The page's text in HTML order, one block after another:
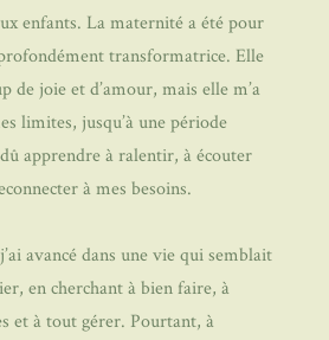
enfants. La maternité a été pour
transformatrice. Elle
de joie et d’amour, mais elle m’a
limites, jusqu’à une période
apprendre à ralentir, à écouter
à mes besoins.
avancé dans une vie qui semblait
en cherchant à bien faire, à
et à tout gérer. Pourtant, à